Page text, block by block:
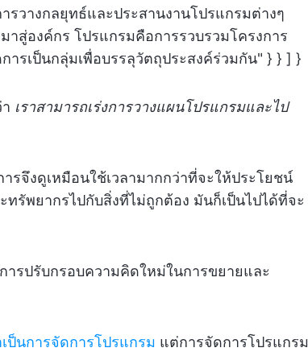
วางกลยุทธ์และประสานงานโปรแกรมต่างๆ
าสู่องค์กร โปรแกรมคือการรวบรวมโครงการ
ารเป็นกลุ่มเพื่อบรรลุวัตถุประสงค์ร่วมกัน" } } ] }
เราสามารถเร่งการวางแผนโปรแกรมและไป
รจึงดูเหมือนใช้เวลามากกว่าที่จะให้ประโยชน์
รัพยากรไปกับสิ่งที่ไม่ถูกต้อง มันก็เป็นไปได้ที่จะ
รปรับกรอบความคิดใหม่ในการขยายและ
ป็นการจัดการโปรแกรม แต่การจัดการโปรแกรม